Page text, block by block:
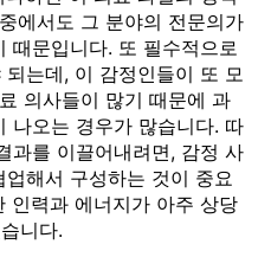
에서도 그 분야의 전문의가
때문입니다. 또 필수적으로
는데, 이 감정인들이 또 모
의사들이 많기 때문에 과
나오는 경우가 많습니다. 따
과를 이끌어내려면, 감정 사
해서 구성하는 것이 중요
인력과 에너지가 아주 상당
니다.